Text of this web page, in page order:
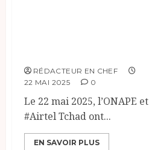
RÉDACTEUR EN CHEF
22 MAI 2025
0
Le 22 mai 2025, l’ONAPE et
#Airtel Tchad ont...
EN SAVOIR PLUS